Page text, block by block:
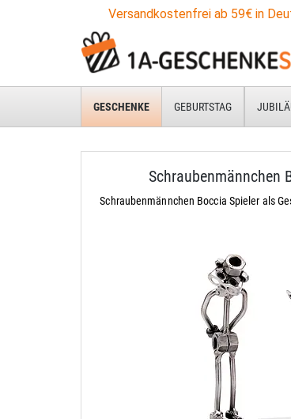
Versandkostenfrei ab 59€ in
GESCHENKE GEBURTSTAG
Schraubenmännchen
Schraubenmännchen Boccia Spieler als